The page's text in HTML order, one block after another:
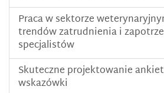
Praca w sektorze
trendów zatrudnienia i
specjalistów
Skuteczne projektowanie
wskazówki